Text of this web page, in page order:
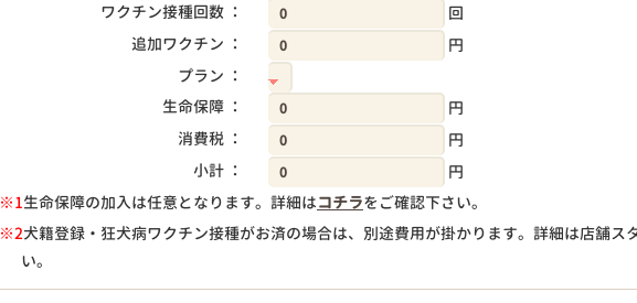
ワクチン接種回数 ：
回
追加ワクチン ：
円
プラン ：
生命保障 ：
円
消費税 ：
円
小計 ：
円
※1生命保障の加入は任意となります。詳細はコチラをご確認下さい。
※2犬籍登録・狂犬病ワクチン接種がお済の場合は、別途費用が掛かります。詳細は店舗ス
い。
円